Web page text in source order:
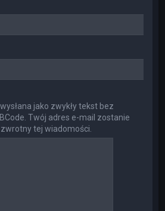
jako zwykły tekst bez
Twój adres e-mail zostanie
tej wiadomości.